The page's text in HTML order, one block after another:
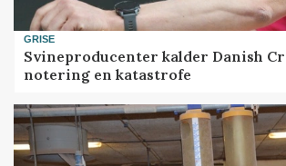
GRISE
Svineproducenter kalder Danish
notering en katastrofe